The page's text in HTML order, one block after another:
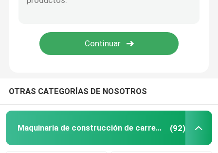
Camión del transporte del saneamiento
camión volquete de la correa eslabonada
Torre ligera móvil
OTRAS CATEGORÍAS DE NOSOTROS
Maquinaria de construcción de carreteras (92)